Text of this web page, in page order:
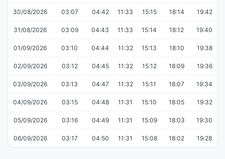
30/08/2026 03:07 04:42 11:33 15:15 18:14 19:42
31/08/2026 03:09 04:43 11:33 15:14 18:12 19:40
01/09/2026 03:10 04:44 11:32 15:13 18:10 19:38
02/09/2026 03:12 04:45 11:32 15:12 18:09 19:36
03/09/2026 03:13 04:47 11:32 15:11 18:07 19:34
04/09/2026 03:15 04:48 11:31 15:10 18:05 19:32
05/09/2026 03:16 04:49 11:31 15:09 18:03 19:30
06/09/2026 03:17 04:50 11:31 15:08 18:02 19:28